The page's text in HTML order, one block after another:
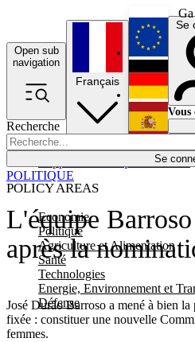
Open sub
navigation
Recherche
Se
POLICY AREAS
Economie
Politique
Agriculture et Alimentation
Santé
Technologies
Energie, Environnement et
Défense
Économie
Français
Se
Vous
L'équipe
après la
José Durão Barroso a mené à bien
fixée : constituer une nouvelle
femmes.
POLITIQUE